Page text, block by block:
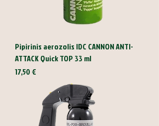
Pipirinis aerozolis IDC CANNON ANTI-
ATTACK Quick TOP 33 ml
Kaina
17,50 €